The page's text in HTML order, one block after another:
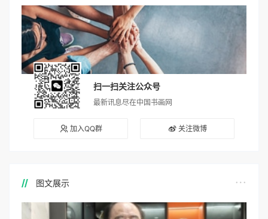
扫一扫关注公众号
最新讯息尽在中国书画网
加入QQ群 关注微博
图文展示